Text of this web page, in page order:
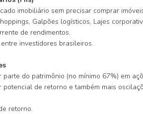
imobiliário sem precisar comprar
Galpões logísticos, Lajes
de rendimentos.
investidores brasileiros.
parte do patrimônio (no mínimo 67%) em
potencial de retorno e também mais
retorno.